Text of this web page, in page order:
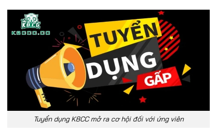
Tuyển dụng K8CC mở ra cơ hội đối với ứng viên